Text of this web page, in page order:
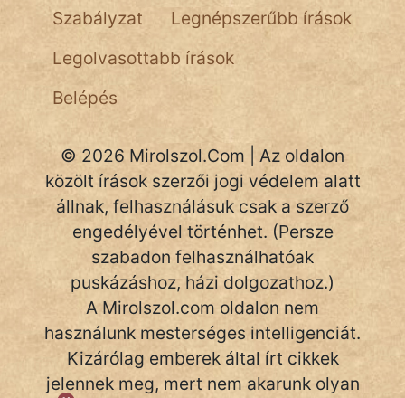
pszichopati
szegény legény
Hoffer Botond
szemfüles
Szabályzat
Legnépszerűbb írások
Legolvasottabb írások
Belépés
© 2026 Mirolszol.Com | Az oldalon
közölt írások szerzői jogi védelem alatt
állnak, felhasználásuk csak a szerző
engedélyével történhet. (Persze
szabadon felhasználhatóak
puskázáshoz, házi dolgozathoz.)
A Mirolszol.com oldalon nem
használunk mesterséges intelligenciát.
Kizárólag emberek által írt cikkek
jelennek meg, mert nem akarunk olyan